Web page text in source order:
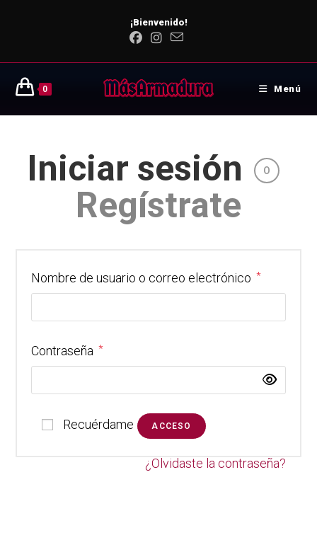
¡Bienvenido!
0 Menú
Iniciar sesión O
Regístrate
Nombre de usuario o correo electrónico *
Contraseña *
Recuérdame ACCESO
¿Olvidaste la contraseña?